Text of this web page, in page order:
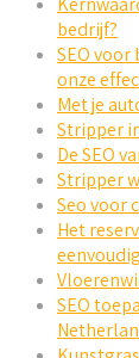
bedrijf?
SEO
onze
Met je
Stripper
De SEO
Stripper
Seo voor
Het
SEO